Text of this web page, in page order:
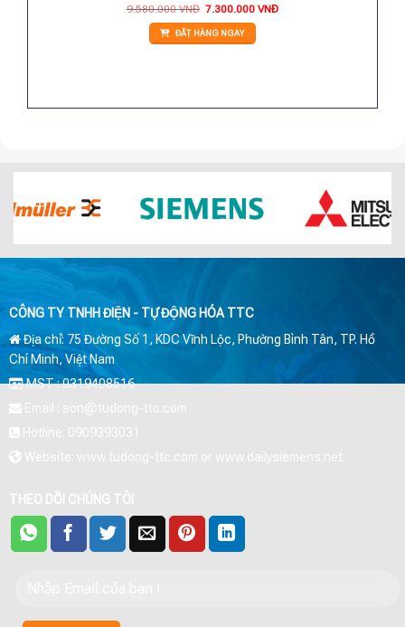
9.580.000VNĐ Giá
là:
9.580.000 VNĐ.
7.300.000VNĐGiá
ĐẶT HÀNG NGAY
CÔNG TY TNHH ĐIỆN - TỰ ĐỘNG HÓA TTC
Địa chỉ: 75 Đường Số 1, KDC Vĩnh Lộc, Phường Bình Tân, TP. Hồ
Chí Minh, Việt Nam
MST : 0319408516
Email : son@tudong-ttc.com
Hotline: 0909393031
Website: www.tudong-ttc.com or www.dailysiemens.net
THEO DÕI CHÚNG TÔI